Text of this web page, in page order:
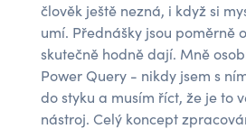
člověk ještě nezná, i když si
umí. Přednášky jsou poměrně
skutečně hodně dají. Mně
Power Query - nikdy jsem s
do styku a musím říct, že je to
nástroj. Celý koncept